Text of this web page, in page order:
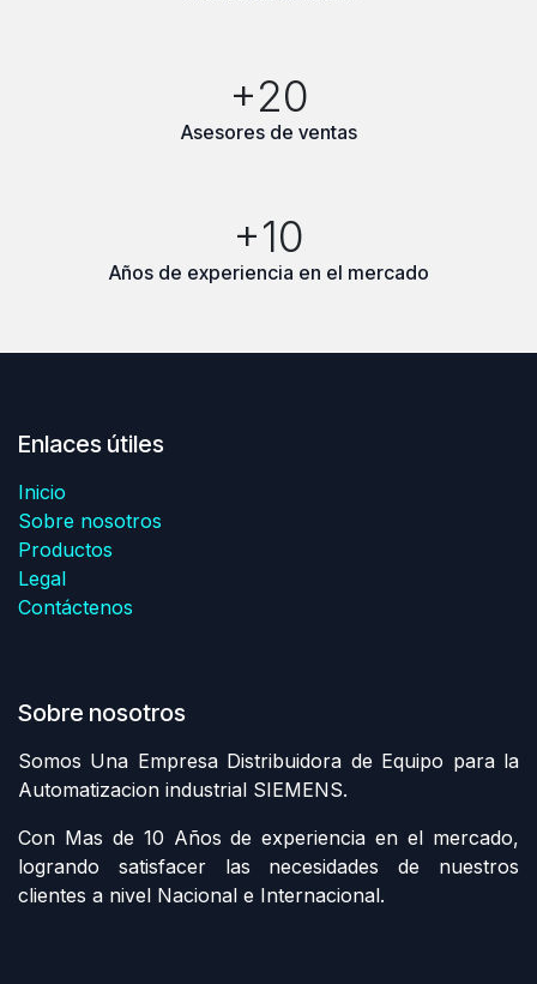
+20
Asesores de ventas
+10
Años de experiencia en el mercado
Enlaces útiles
Inicio
Sobre nosotros
Productos
Legal
Contáctenos
Sobre nosotros
Somos Una Empresa Distribuidora de Equipo para la
Automatizacion industrial SIEMENS.
Con Mas de 10 Años de experiencia en el mercado,
logrando satisfacer las necesidades de nuestros
clientes a nivel Nacional e Internacional.